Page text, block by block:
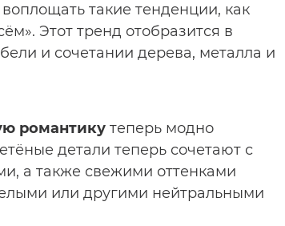
такие тенденции, как
Этот тренд отобразится в
и сочетании дерева, металла и
романтику теперь модно
детали теперь сочетают с
а также свежими оттенками
или другими нейтральными